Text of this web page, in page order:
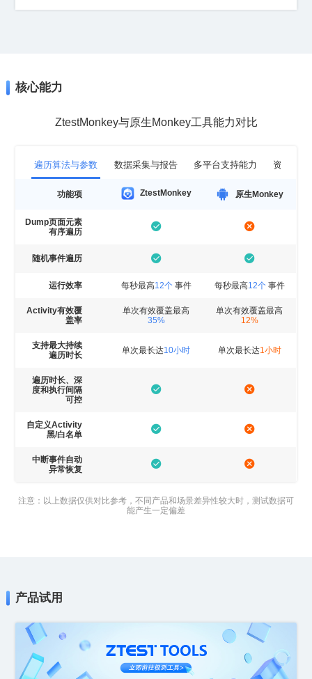
核心能力
ZtestMonkey与原生Monkey工具能力对比
遍历算法与参数 数据采集与报告 多平台支持能力 资管管理
功能项 ZtestMonkey 原生Monkey
有序遍历
随机事件遍历
运行效率 每秒最高12个事件 每秒最高12个事件
盖率
单次有效覆盖最高
35%
单次有效覆盖最高
12%
遍历时长 单次最长达10小时 单次最长达1小时
可控
黑/白名单
异常恢复
能产生一定偏差
产品试用